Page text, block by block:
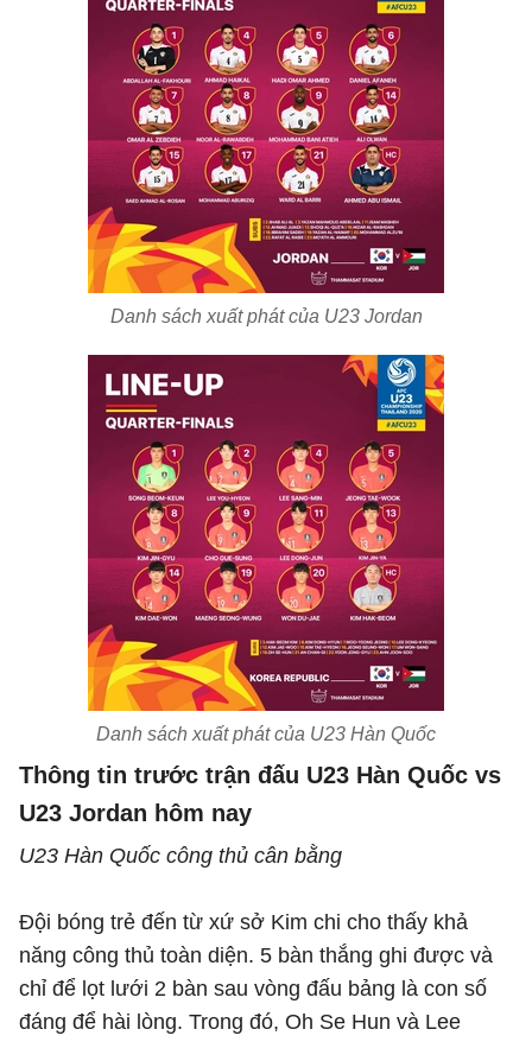
Danh sách xuất phát của U23 Jordan
Danh sách xuất phát của U23 Hàn Quốc
Thông tin trước trận đấu U23 Hàn Quốc vs
U23 Jordan hôm nay
U23 Hàn Quốc công thủ cân bằng
Đội bóng trẻ đến từ xứ sở Kim chi cho thấy khả
năng công thủ toàn diện. 5 bàn thắng ghi được và
chỉ để lọt lưới 2 bàn sau vòng đấu bảng là con số
đáng để hài lòng. Trong đó, Oh Se Hun và Lee